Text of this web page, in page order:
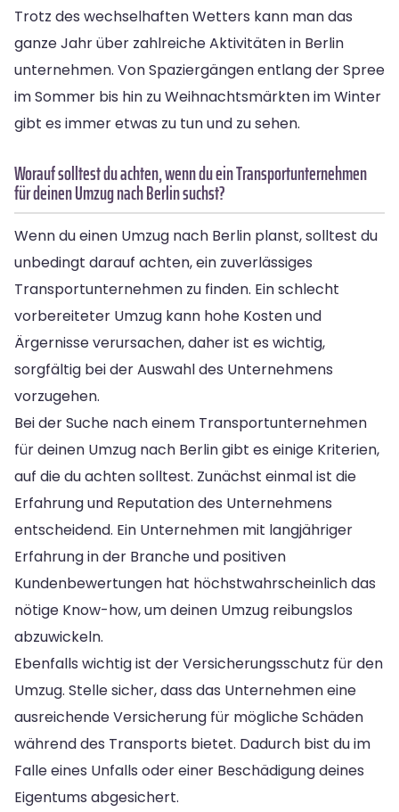
Trotz des wechselhaften Wetters kann man das
ganze Jahr über zahlreiche Aktivitäten in Berlin
unternehmen. Von Spaziergängen entlang der Spree
im Sommer bis hin zu Weihnachtsmärkten im Winter
gibt es immer etwas zu tun und zu sehen.
Worauf solltest du achten, wenn du ein Transportunternehmen
für deinen Umzug nach Berlin suchst?
Wenn du einen Umzug nach Berlin planst, solltest du
unbedingt darauf achten, ein zuverlässiges
Transportunternehmen zu finden. Ein schlecht
vorbereiteter Umzug kann hohe Kosten und
Ärgernisse verursachen, daher ist es wichtig,
sorgfältig bei der Auswahl des Unternehmens
vorzugehen.
Bei der Suche nach einem Transportunternehmen
für deinen Umzug nach Berlin gibt es einige Kriterien,
auf die du achten solltest. Zunächst einmal ist die
Erfahrung und Reputation des Unternehmens
entscheidend. Ein Unternehmen mit langjähriger
Erfahrung in der Branche und positiven
Kundenbewertungen hat höchstwahrscheinlich das
nötige Know-how, um deinen Umzug reibungslos
abzuwickeln.
Ebenfalls wichtig ist der Versicherungsschutz für den
Umzug. Stelle sicher, dass das Unternehmen eine
ausreichende Versicherung für mögliche Schäden
während des Transports bietet. Dadurch bist du im
Falle eines Unfalls oder einer Beschädigung deines
Eigentums abgesichert.